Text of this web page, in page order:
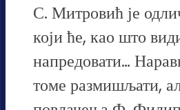
С. Митровић је
који ће, као што
напредовати…
томе размишљати,